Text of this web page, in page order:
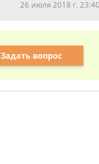
26 июля 2018 г. 23:40
Задать вопрос